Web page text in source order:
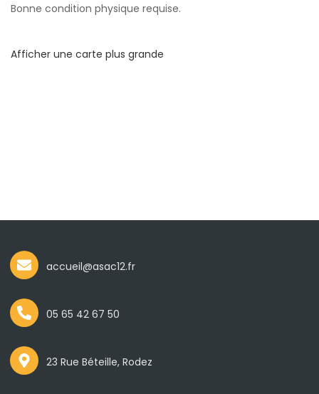
Bonne condition physique requise.
Afficher une carte plus grande
accueil@asac12.fr
05 65 42 67 50
23 Rue Béteille, Rodez